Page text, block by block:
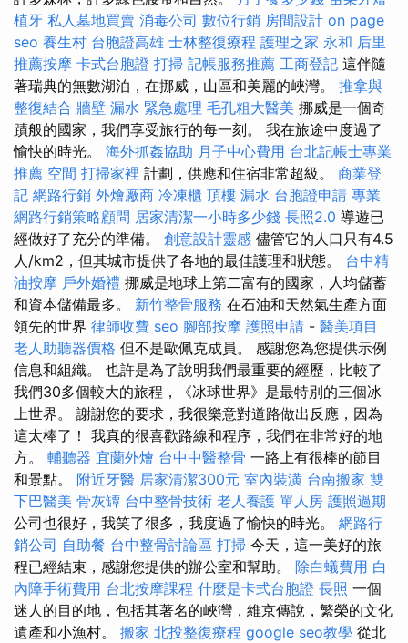
植牙 私人墓地買賣 消毒公司 數位行銷 房間設計 on page
seo 養生村 台胞證高雄 士林整復療程 護理之家 永和 后里
推薦按摩 卡式台胞證 打掃 記帳服務推薦 工商登記 這伴隨
著瑞典的無數湖泊，在挪威，山區和美麗的峽灣。 推拿與
整復結合 牆壁 漏水 緊急處理 毛孔粗大醫美 挪威是一個奇
蹟般的國家，我們享受旅行的每一刻。 我在旅途中度過了
愉快的時光。 海外抓姦協助 月子中心費用 台北記帳士專業
推薦 空間 打掃家裡 計劃，供應和住宿非常超級。 商業登
記 網路行銷 外燴廠商 冷凍櫃 頂樓 漏水 台胞證申請 專業
網路行銷策略顧問 居家清潔一小時多少錢 長照2.0 導遊已
經做好了充分的準備。 創意設計靈感 儘管它的人口只有4.5
人/km2，但其城市提供了各地的最佳護理和狀態。 台中精
油按摩 戶外婚禮 挪威是地球上第二富有的國家，人均儲蓄
和資本儲備最多。 新竹整骨服務 在石油和天然氣生產方面
領先的世界 律師收費 seo 腳部按摩 護照申請 - 醫美項目
老人助聽器價格 但不是歐佩克成員。 感謝您為您提供示例
信息和組織。 也許是為了說明我們最重要的經歷，比較了
我們30多個較大的旅程，《冰球世界》是最特別的三個冰
上世界。 謝謝您的要求，我很樂意對道路做出反應，因為
這太棒了！ 我真的很喜歡路線和程序，我們在非常好的地
方。 輔聽器 宜蘭外燴 台中中醫整骨 一路上有很棒的節目
和景點。 附近牙醫 居家清潔300元 室內裝潢 台南搬家 雙
下巴醫美 骨灰罈 台中整骨技術 老人養護 單人房 護照過期
公司也很好，我笑了很多，我度過了愉快的時光。 網路行
銷公司 自助餐 台中整骨討論區 打掃 今天，這一美好的旅
程已經結束，感謝您提供的辦公室和幫助。 除白蟻費用 白
內障手術費用 台北按摩課程 什麼是卡式台胞證 長照 一個
迷人的目的地，包括其著名的峽灣，維京傳說，繁榮的文化
遺產和小漁村。 搬家 北投整復療程 google seo教學 從北